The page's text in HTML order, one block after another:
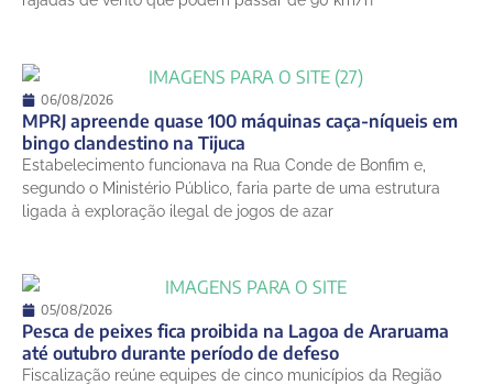
06/08/2026
MPRJ apreende quase 100 máquinas caça-níqueis em
bingo clandestino na Tijuca
Estabelecimento funcionava na Rua Conde de Bonfim e,
segundo o Ministério Público, faria parte de uma estrutura
ligada à exploração ilegal de jogos de azar
05/08/2026
Pesca de peixes fica proibida na Lagoa de Araruama
até outubro durante período de defeso
Fiscalização reúne equipes de cinco municípios da Região